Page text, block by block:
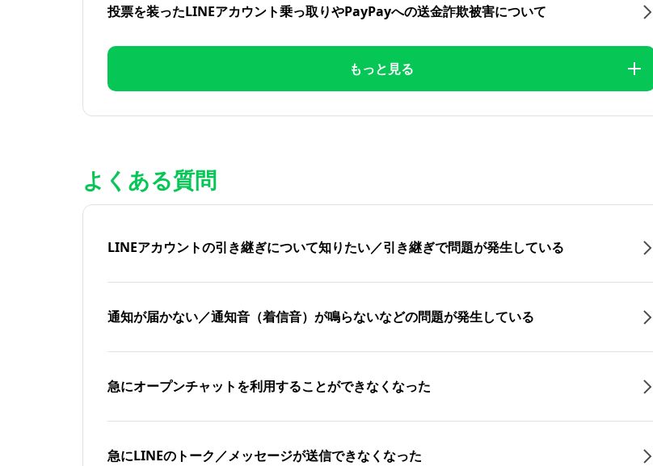
投票を装ったLINEアカウント乗っ取りやPayPayへの送金詐欺被害について
もっと見る
よくある質問
LINEアカウントの引き継ぎについて知りたい／引き継ぎで問題が発生している
通知が届かない／通知音（着信音）が鳴らないなどの問題が発生している
急にオープンチャットを利用することができなくなった
急にLINEのトーク／メッセージが送信できなくなった